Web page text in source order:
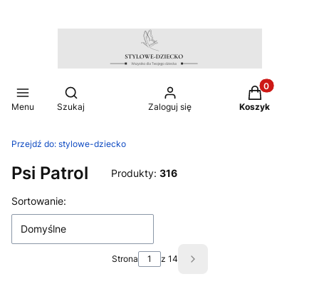
Menu
Otwórz wyszukiwarkę
Szukaj Zaloguj się
Produkty w
Koszyk
Przejdź do: stylowe-dziecko
Psi Patrol Produkty: 316
Lista produktów
Sortowanie:
Domyślne
Strona z 14 Następne produkty